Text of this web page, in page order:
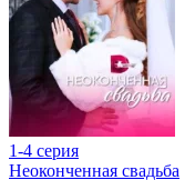
1-4 серия
Неоконченная свадьба